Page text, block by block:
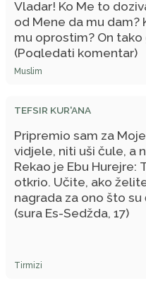
Vladar! Ko Me to
od Mene da mu
mu oprostim? On
(Pogledati komentar)
Muslim
TEFSIR KUR'ANA
Pripremio sam za
vidjele, niti uši čule, a
Rekao je Ebu Hurejre:
otkrio. Učite, ako
nagrada za ono što
(sura Es-Sedžda, 17)
Tirmizi